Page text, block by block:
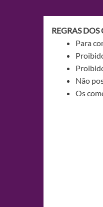
REGRAS
Para
Não
Os